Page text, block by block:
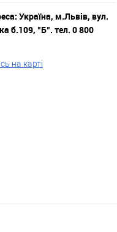
Україна, м.Львів, вул.
б.109, "Б". тел. 0 800
на карті